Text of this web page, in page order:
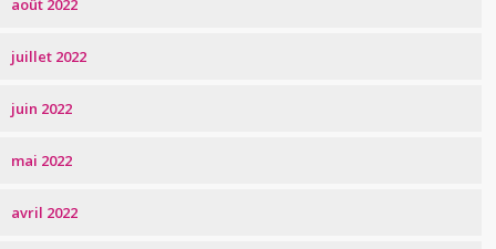
août 2022
juillet 2022
juin 2022
mai 2022
avril 2022